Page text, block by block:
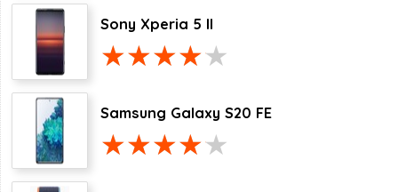
Sony Xperia 5 II
Samsung Galaxy S20 FE